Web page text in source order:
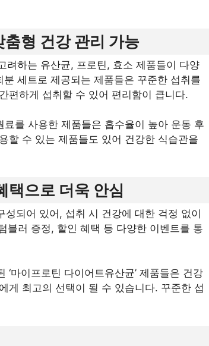
형 건강 관리 가능
려하는 유산균, 프로틴, 효소 제품들이 다양
세트로 제공되는 제품들은 꾸준한 섭취를
편하게 섭취할 수 있어 편리함이 큽니다.
를 사용한 제품들은 흡수율이 높아 운동 후
할 수 있는 제품들도 있어 건강한 식습관을
택으로 더욱 안심
되어 있어, 섭취 시 건강에 대한 걱정 없이
블러 증정, 할인 혜택 등 다양한 이벤트를 통
마이프로틴 다이어트유산균’ 제품들은 건강
게 최고의 선택이 될 수 있습니다. 꾸준한 섭